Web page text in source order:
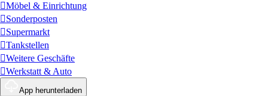
Möbel & Einrichtung
Sonderposten
Supermarkt
Tankstellen
Weitere Geschäfte
Werkstatt & Auto
App herunterladen